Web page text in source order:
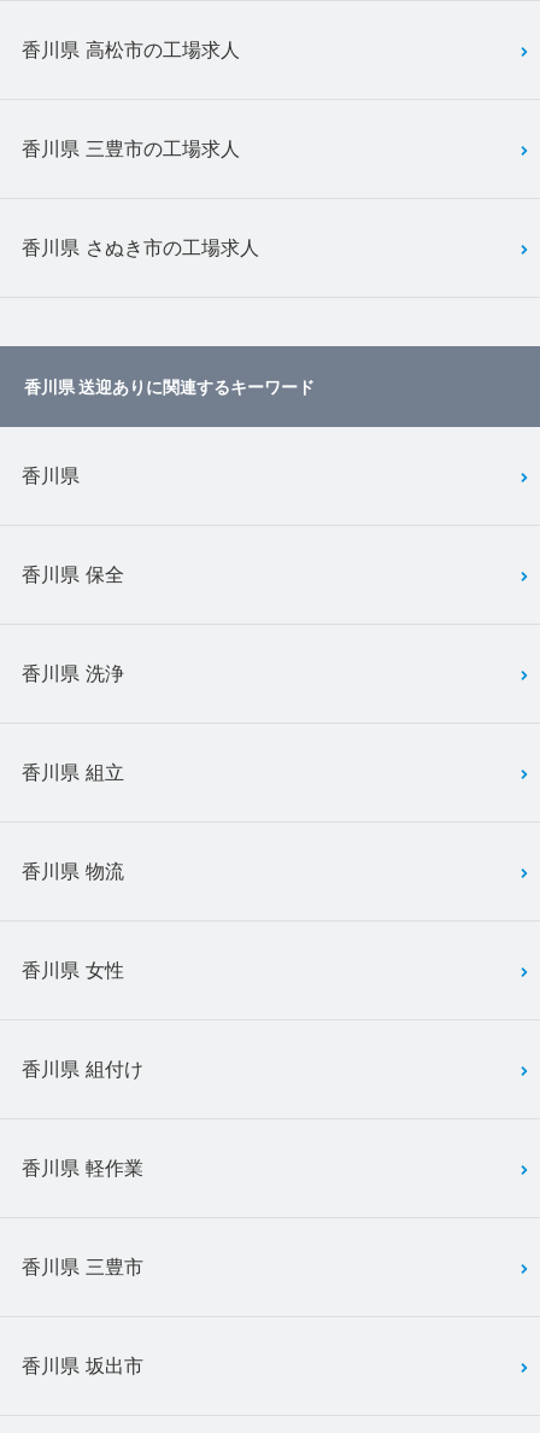
香川県 高松市の工場求人
香川県 三豊市の工場求人
香川県 さぬき市の工場求人
香川県 送迎ありに関連するキーワード
香川県
香川県 保全
香川県 洗浄
香川県 組立
香川県 物流
香川県 女性
香川県 組付け
香川県 軽作業
香川県 三豊市
香川県 坂出市